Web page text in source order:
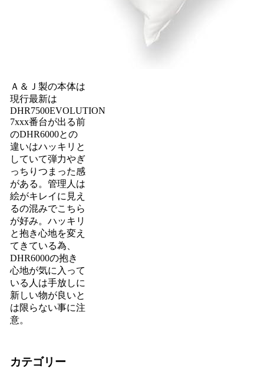
Ａ＆Ｊ製の本体は
現行最新は
DHR7500EVOLUTION
7xxx番台が出る前
のDHR6000との
違いはハッキリと
していて弾力やぎ
っちりつまった感
がある。管理人は
絵がキレイに見え
るの混みでこちら
が好み。ハッキリ
と抱き心地を変え
てきている為、
DHR6000の抱き
心地が気に入って
いる人は手放しに
新しい物が良いと
は限らない事に注
意。
カテゴリー